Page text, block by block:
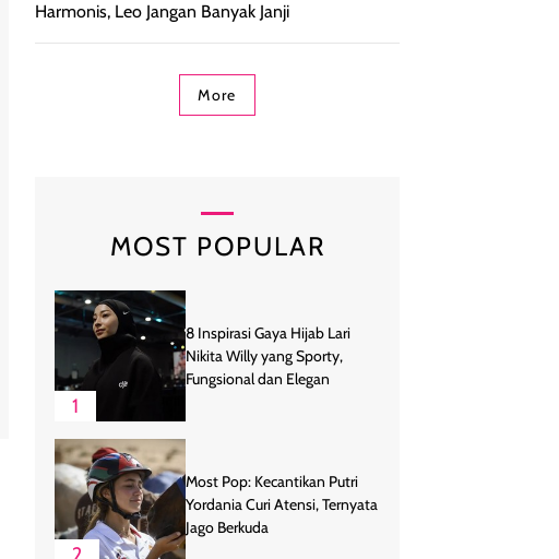
Harmonis, Leo Jangan Banyak Janji
More
MOST POPULAR
1
8 Inspirasi Gaya Hijab Lari
Nikita Willy yang Sporty,
Fungsional dan Elegan
Most Pop: Kecantikan Putri
Yordania Curi Atensi, Ternyata
Jago Berkuda